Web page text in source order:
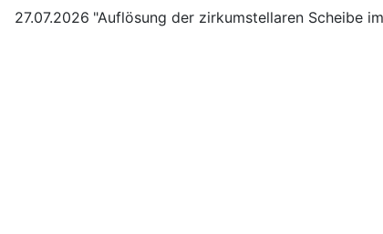
27.07.2026 "Auflösung der zirkumstellaren Scheibe